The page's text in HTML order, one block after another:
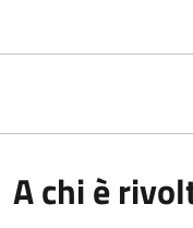
A chi è